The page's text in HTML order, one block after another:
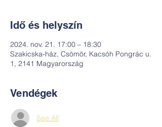
Idő és helyszín
2024. nov. 21. 17:00 – 18:30
Szakicska-ház, Csömör, Kacsóh Pongrác u.
1, 2141 Magyarország
Vendégek
See All